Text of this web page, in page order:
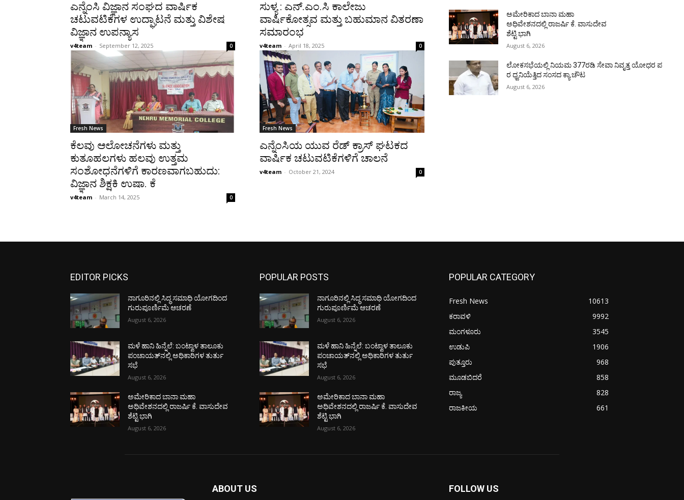
ಎನ್ನೆಂಸಿ ವಿಜ್ಞಾನ ಸಂಘದ ವಾರ್ಷಿಕ
ಚಟುವಟಿಕೆಗಳ ಉದ್ಘಾಟನೆ ಮತ್ತು ವಿಶೇಷ
ವಿಜ್ಞಾನ ಉಪನ್ಯಾಸ
v4team - September 12, 2025 0
ಸುಳ್ಯ : ಎನ್.ಎಂ.ಸಿ ಕಾಲೇಜು
ವಾರ್ಷಿಕೋತ್ಸವ ಮತ್ತು ಬಹುಮಾನ ವಿತರಣಾ
ಸಮಾರಂಭ
v4team - April 18, 2025 0
Fresh News
ಕೆಲವು ಆಲೋಚನೆಗಳು ಮತ್ತು
ಕುತೂಹಲಗಳು ಹಲವು ಉತ್ತಮ
ಸಂಶೋಧನೆಗಳಿಗೆ ಕಾರಣವಾಗಬಹುದು:
ವಿಜ್ಞಾನ ಶಿಕ್ಷಕಿ ಉಷಾ. ಕೆ
v4team - March 14, 2025 0
Fresh News
ಎನ್ನೆಂಸಿಯ ಯುವ ರೆಡ್ ಕ್ರಾಸ್ ಘಟಕದ
ವಾರ್ಷಿಕ ಚಟುವಟಿಕೆಗಳಿಗೆ ಚಾಲನೆ
v4team - October 21, 2024 0
ಅಮೇರಿಕಾದ ಬಾನಾ ಮಹಾ
ಅಧಿವೇಶನದಲ್ಲಿ ರಾಜರ್ಷಿ ಕೆ. ವಾಸುದೇವ
ಶೆಟ್ಟಿ ಭಾಗಿ
August 6, 2026
ಲೋಕಸಭೆಯಲ್ಲಿ ನಿಯಮ 377ರಡಿ ಸೇವಾ ನಿವೃತ್ತ ಯೋಧರ ಪ
ರ ಧ್ವನಿಯೆತ್ತಿದ ಸಂಸದ ಕ್ಯಾ.ಚೌಟ
August 6, 2026
EDITOR PICKS
ನಾಗೂರಿನಲ್ಲಿ ಸಿದ್ಧ ಸಮಾಧಿ ಯೋಗದಿಂದ
ಗುರುಪೂರ್ಣಿಮೆ ಆಚರಣೆ
August 6, 2026
ಮಳೆ ಹಾನಿ ಹಿನ್ನೆಲೆ: ಬಂಟ್ವಾಳ ತಾಲೂಕು
ಪಂಚಾಯತ್‌ನಲ್ಲಿ ಅಧಿಕಾರಿಗಳ ತುರ್ತು
ಸಭೆ
August 6, 2026
ಅಮೇರಿಕಾದ ಬಾನಾ ಮಹಾ
ಅಧಿವೇಶನದಲ್ಲಿ ರಾಜರ್ಷಿ ಕೆ. ವಾಸುದೇವ
ಶೆಟ್ಟಿ ಭಾಗಿ
August 6, 2026
POPULAR POSTS
ನಾಗೂರಿನಲ್ಲಿ ಸಿದ್ಧ ಸಮಾಧಿ ಯೋಗದಿಂದ
ಗುರುಪೂರ್ಣಿಮೆ ಆಚರಣೆ
August 6, 2026
ಮಳೆ ಹಾನಿ ಹಿನ್ನೆಲೆ: ಬಂಟ್ವಾಳ ತಾಲೂಕು
ಪಂಚಾಯತ್‌ನಲ್ಲಿ ಅಧಿಕಾರಿಗಳ ತುರ್ತು
ಸಭೆ
August 6, 2026
ಅಮೇರಿಕಾದ ಬಾನಾ ಮಹಾ
ಅಧಿವೇಶನದಲ್ಲಿ ರಾಜರ್ಷಿ ಕೆ. ವಾಸುದೇವ
ಶೆಟ್ಟಿ ಭಾಗಿ
August 6, 2026
POPULAR CATEGORY
Fresh News
10613
ಕರಾವಳಿ
9992
ಮಂಗಳೂರು
3545
ಉಡುಪಿ
1906
ಪುತ್ತೂರು
968
ಮೂಡಬಿದರೆ
858
ರಾಜ್ಯ
828
ರಾಜಕೀಯ
661
ABOUT US FOLLOW US